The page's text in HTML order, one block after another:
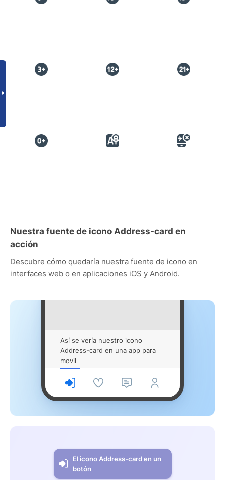
Nuestra fuente de icono Address-card en
acción
Descubre cómo quedaría nuestra fuente de icono en
interfaces web o en aplicaciones iOS y Android.
Así se vería nuestro icono
Address-card en una app para
movil
El icono Address-card en un
botón